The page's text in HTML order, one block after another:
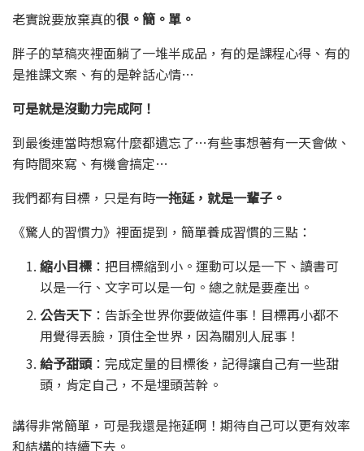
老實說要放棄真的很。簡。單。
胖子的草稿夾裡面躺了一堆半成品，有的是課程心得、有的
是推課文案、有的是幹話心情…
可是就是沒動力完成阿！
到最後連當時想寫什麼都遺忘了…有些事想著有一天會做、
有時間來寫、有機會搞定…
我們都有目標，只是有時一拖延，就是一輩子。
《驚人的習慣力》裡面提到，簡單養成習慣的三點：
縮小目標 ：把目標縮到小。運動可以是一下、讀書可
以是一行、文字可以是一句。總之就是要產出。
公告天下 ：告訴全世界你要做這件事！目標再小都不
用覺得丟臉，頂住全世界，因為關別人屁事！
給予甜頭：完成定量的目標後，記得讓自己有一些甜
頭，肯定自己，不是埋頭苦幹。
講得非常簡單，可是我還是拖延啊！期待自己可以更有效率
和結構的持續下去。